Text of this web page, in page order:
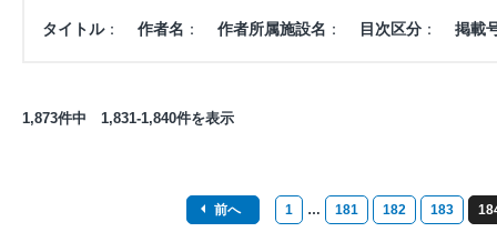
タイトル： 作者名 ： 作者所属施設名 ： 目次区分 ： 掲載
1,873件中 1,831-1,840件を表示
前へ 1 … 181 182 183